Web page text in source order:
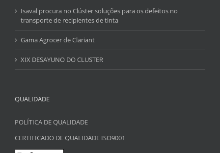
Isaval procura no Clúster soluções para os defeitos no
transporte de recipientes de tinta
Gama Agrocer de Clariant
XIX DESAYUNO DO CLUSTER
QUALIDADE
POLÍTICA DE QUALIDADE
CERTIFICADO DE QUALIDADE ISO9001